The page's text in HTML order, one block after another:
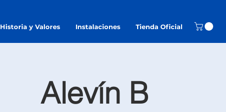
Historia y Valores Instalaciones Tienda Oficial
Alevín B